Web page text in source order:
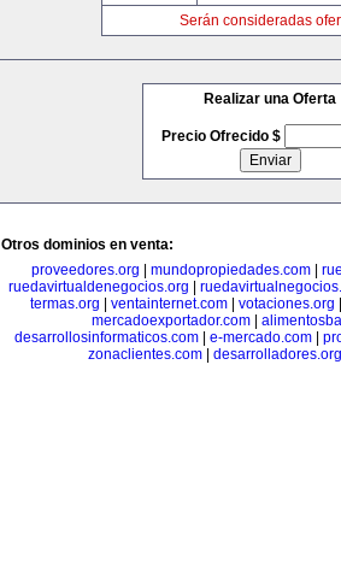
Serán consideradas
Realizar una Oferta
Precio Ofrecido $
Otros dominios en venta:
proveedores.org
mundopropiedades.com
ruedavirtualdenegocios.org
termas.org
ventainternet.com votaciones.org
mercadoexportador.com|
desarrollosinformaticos.com| e-mercado.com|
zonaclientes.com
desarrolladores.org